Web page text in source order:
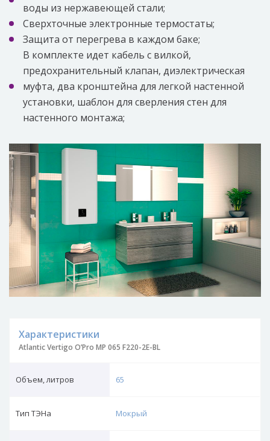
воды из нержавеющей стали;
Сверхточные электронные термостаты;
Защита от перегрева в каждом баке;
В комплекте идет кабель с вилкой,
предохранительный клапан, диэлектрическая
муфта, два кронштейна для легкой настенной
установки, шаблон для сверления стен для
настенного монтажа;
Характеристики
Atlantic Vertigo O’Pro MP 065 F220-2E-BL
Объем, литров 65
Тип ТЭНа Мокрый